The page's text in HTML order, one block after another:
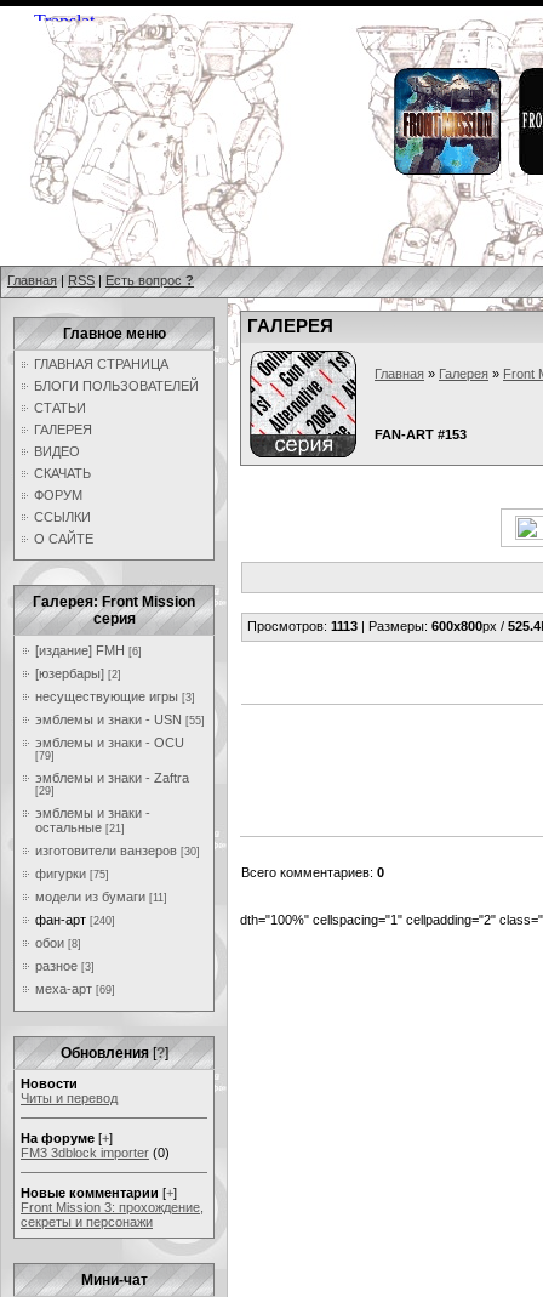
Главная | RSS | Есть вопрос ?
Главное меню
ГЛАВНАЯ СТРАНИЦА
БЛОГИ ПОЛЬЗОВАТЕЛЕЙ
СТАТЬИ
ГАЛЕРЕЯ
ВИДЕО
СКАЧАТЬ
ФОРУМ
ССЫЛКИ
О САЙТЕ
Галерея: Front Mission
серия
[издание] FMH [6]
[юзербары] [2]
несуществующие игры [3]
эмблемы и знаки - USN [55]
эмблемы и знаки - OCU
[79]
эмблемы и знаки - Zaftra
[29]
эмблемы и знаки -
остальные [21]
изготовители ванзеров [30]
фигурки [75]
модели из бумаги [11]
фан-арт [240]
обои [8]
разное [3]
меха-арт [69]
Обновления [?]
Новости
Читы и перевод
На форуме [+]
FM3 3dblock importer (0)
Новые комментарии [+]
Front Mission 3: прохождение,
секреты и персонажи
Мини-чат
ГАЛЕРЕЯ
Главная » Галерея » Front
FAN-ART #153
Просмотров: 1113 | Размеры: 600x800px / 525.4
Всего комментариев: 0
dth="100%" cellspacing="1" cellpadding="2"